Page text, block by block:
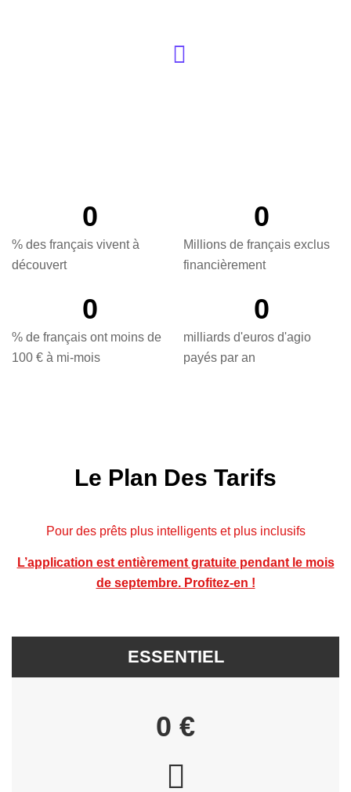
% des français vivent à
découvert
0
Millions de français exclus
financièrement
0
% de français ont moins de
100 € à mi-mois
0
milliards d'euros d'agio
payés par an
0
Le Plan Des Tarifs
Pour des prêts plus intelligents et plus inclusifs
L’application est entièrement gratuite pendant le mois
de septembre. Profitez-en !
ESSENTIEL
0 €